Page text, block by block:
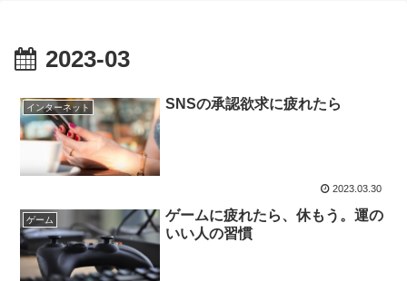
2023-03
インターネット SNSの承認欲求に疲れたら
2023.03.30
ゲーム
ゲームに疲れたら、休もう。運の
いい人の習慣